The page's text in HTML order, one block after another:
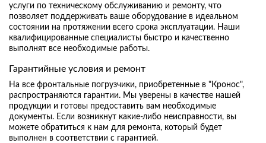
услуги по техническому обслуживанию и ремонту, что
позволяет поддерживать ваше оборудование в идеальном
состоянии на протяжении всего срока эксплуатации. Наши
квалифицированные специалисты быстро и качественно
выполнят все необходимые работы.
Гарантийные условия и ремонт
На все фронтальные погрузчики, приобретенные в "Кронос",
распространяются гарантии. Мы уверены в качестве нашей
продукции и готовы предоставить вам необходимые
документы. Если возникнут какие-либо неисправности, вы
можете обратиться к нам для ремонта, который будет
выполнен в соответствии с гарантией.